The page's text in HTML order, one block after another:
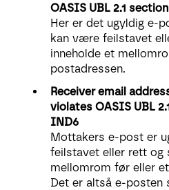
OASIS UBL 2.1
Her er det ugyldig e-
kan være feilstavet
inneholde et
postadressen.
Receiver email
violates OASIS UBL
IND6
Mottakers e-post er
feilstavet eller rett og
mellomrom før eller
Det er altså e-posten